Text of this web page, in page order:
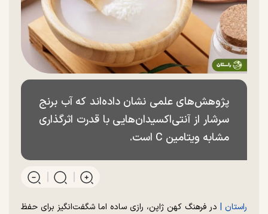
پژوهش‌های علمی نشان داده‌اند که آب برنج
سرشار از آنتی‌اکسیدان‌هایی با قدرت اثرگذاری
مشابه ویتامین C است.
راستان | در فرهنگ کهن ژاپن، رازی ساده اما شگفت‌انگیز برای حفظ